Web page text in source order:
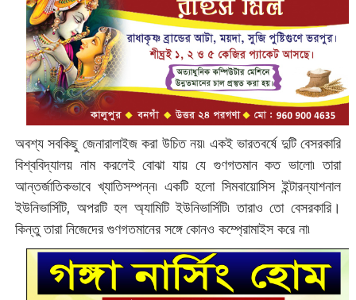
অবশ্য সবকিছু জেনারালাইজ করা উচিত নয়৷ একই ভারতবর্ষে দুটি বেসরকারি
বিশ্ববিদ্যালয় নাম করলেই বোঝা যায় যে গুণগতমান কত ভালো৷ তারা
আন্তর্জাতিকভাবে খ্যাতিসম্পন্ন৷ একটি হলো সিমবায়োসিস ইন্টারন্যাশনাল
ইউনিভার্সিটি, অপরটি হল অ্যামিটি ইউনিভার্সিটি৷ তারাও তো বেসরকারি।
কিন্তু তারা নিজেদের গুণগতমানের সঙ্গে কোনও কম্প্রোমাইস করে না৷